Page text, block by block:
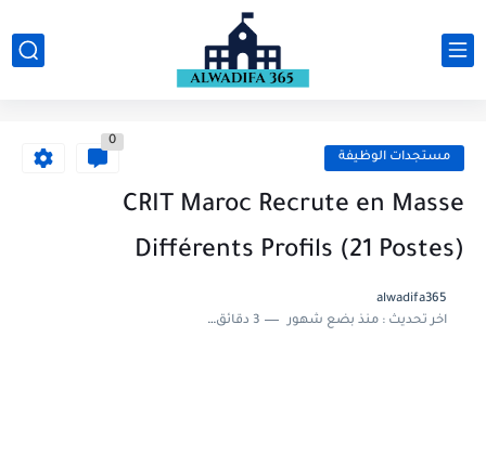
مستجدات الوظيفة
0
CRIT Maroc Recrute en Masse
Différents Profils (21 Postes)
alwadifa365
اخر تحديث :منذ بضع شهور 3 دقائق للقراءة